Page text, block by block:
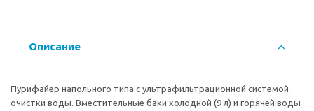
Описание
Пурифайер напольного типа с ультрафильтрационной системой
очистки воды. Вместительные баки холодной (9 л) и горячей воды